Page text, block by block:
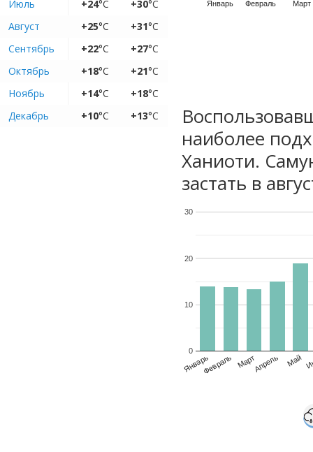
Июль
+24°C +30°C
Август
+25°C +31°C
Сентябрь
+22°C +27°C
Октябрь
+18°C +21°C
Ноябрь
+14°C +18°C
Декабрь
+10°C +13°C
Январь Февраль Март
наиболее
Ханиоти.
застать в
ЯнварьФевраль МартАпрель Май
0
10
20
30